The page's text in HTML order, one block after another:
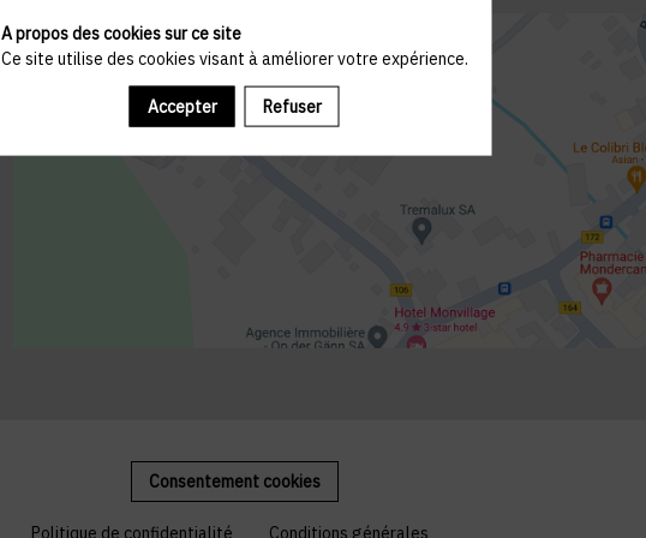
Consentement cookies
Politique de confidentialité Conditions générales
A propos des cookies sur ce site
Ce site utilise des cookies visant à améliorer votre expérience.
Accepter Refuser